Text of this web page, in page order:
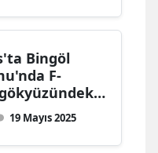
Gümüşhane
Bingöl
F-
coşku
19 Mayıs 2025